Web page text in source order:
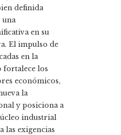
definida
una
en su
El impulso de
en la
fortalece los
económicos,
la
y posiciona a
industrial
las exigencias